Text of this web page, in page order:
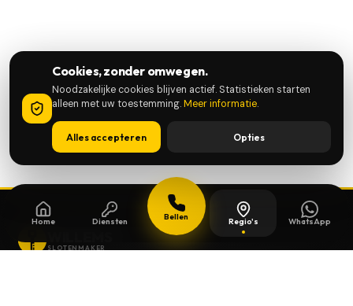
Home Diensten Bellen Regio's WhatsApp
SLOTENMAKER
Cookies, zonder omwegen.
Noodzakelijke cookies blijven actief. Statistieken starten
alleen met uw toestemming.Meer informatie.
Alles accepteren Opties